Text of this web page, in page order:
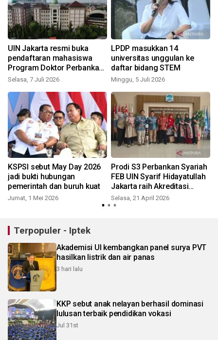
UIN Jakarta resmi buka
pendaftaran mahasiswa
Program Doktor Perbankan
Syariah
Selasa, 7 Juli 2026
LPDP masukkan 14
universitas unggulan ke
daftar bidang STEM
Minggu, 5 Juli 2026
KSPSI sebut May Day 2026
jadi bukti hubungan
pemerintah dan buruh kuat
Jumat, 1 Mei 2026
Prodi S3 Perbankan Syariah
FEB UIN Syarif Hidayatullah
Jakarta raih Akreditasi
Unggul
Selasa, 21 April 2026
Terpopuler - Iptek
Akademisi UI kembangkan panel surya PVT
hasilkan listrik dan air panas
3 hari lalu
KKP sebut anak nelayan berhasil dominasi
lulusan terbaik pendidikan vokasi
Jul 31st